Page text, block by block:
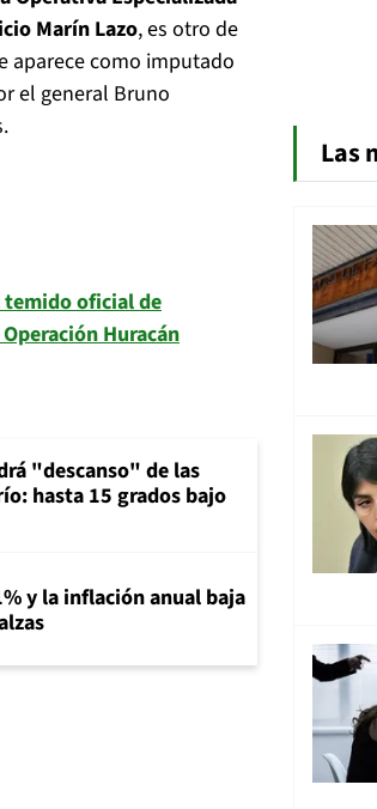
Marín Lazo, es otro de
aparece como imputado
el general Bruno
temido oficial de
Huracán
"descanso" de las
hasta 15 grados bajo
y la inflación anual baja
Las